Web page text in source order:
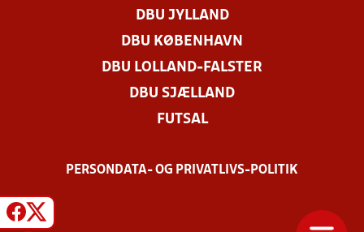
DBU JYLLAND
DBU KØBENHAVN
DBU LOLLAND-FALSTER
DBU SJÆLLAND
FUTSAL
PERSONDATA- OG PRIVATLIVS-POLITIK